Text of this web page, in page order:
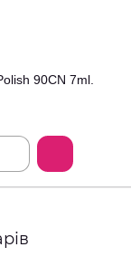
90CN 7ml.